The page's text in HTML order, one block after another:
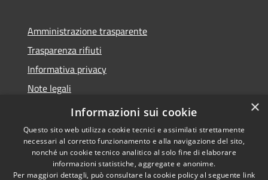
Amministrazione trasparente
Trasparenza rifiuti
Informativa privacy
Note legali
Dichiarazione di accessibilità
Copyright © 2026 • Città di
×
Informazioni sui cookie
Questo sito web utilizza cookie tecnici e assimilati strettamente
necessari al corretto funzionamento e alla navigazione del sito,
nonché un cookie tecnico analitico al solo fine di elaborare
informazioni statistiche, aggregate e anonime.
Per maggiori dettagli, può consultare la cookie policy al seguente link